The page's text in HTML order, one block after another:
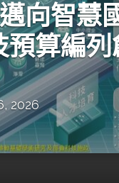
技術驅動醫療外骨骼解決方案
專屬控
TensorFlow
向智慧
算編列
2026